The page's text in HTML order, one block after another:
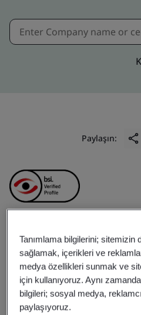
Paylaşın:
GD Midea
Conditioning
Co., Ltd.
Tanımlama bilgilerini; sitemizin
sağlamak, içerikleri ve
medya özellikleri sunmak ve
için kullanıyoruz. Aynı
bilgileri; sosyal medya,
paylaşıyoruz.